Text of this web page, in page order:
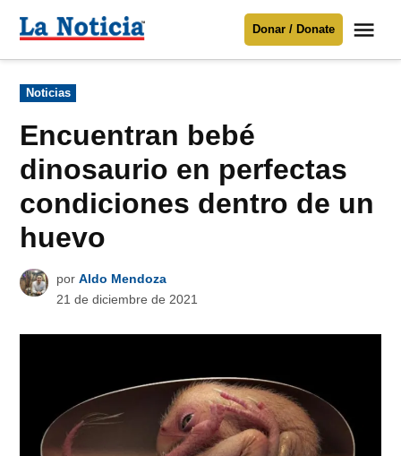
Para mantenerte informado necesitamos
Donar
contenido
Noticia
Donar / Donate
Publicado
en
Noticias
Encuentran bebé
dinosaurio en perfectas
condiciones dentro de un
huevo
por Aldo Mendoza
21 de diciembre de 2021